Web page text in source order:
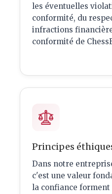
les éventuelles
conformité, du
infractions
conformité de
Principes
Dans notre
c'est une valeur
la confiance forment